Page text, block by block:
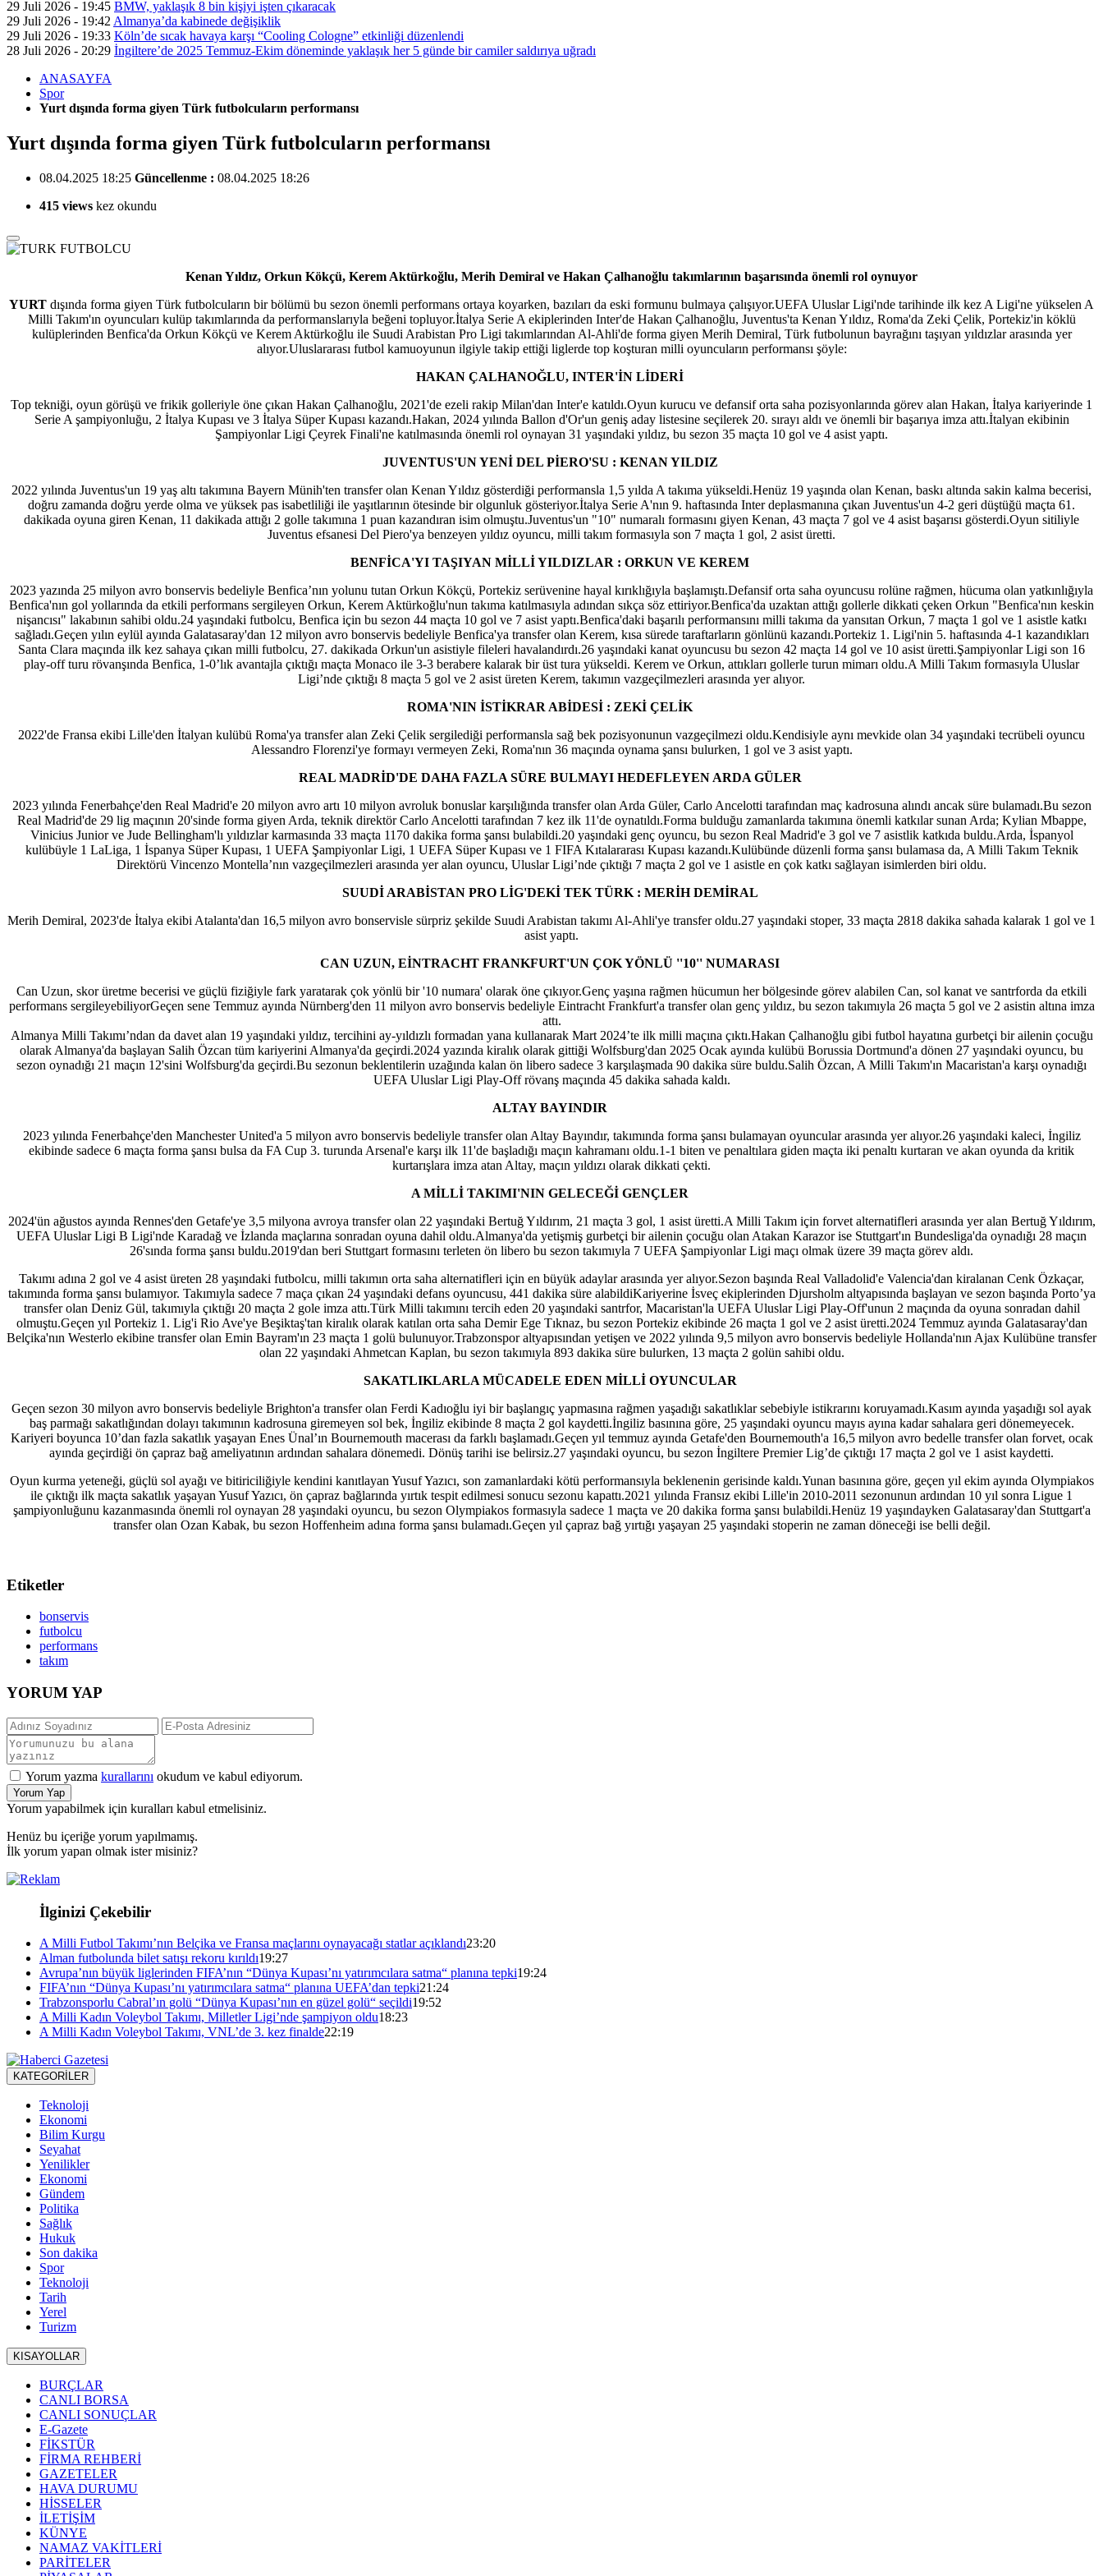
29 Juli 2026 - 19:45 BMW, yaklaşık 8 bin kişiyi işten çıkaracak
29 Juli 2026 - 19:42 Almanya’da kabinede değişiklik
29 Juli 2026 - 19:33 Köln’de sıcak havaya karşı “Cooling Cologne” etkinliği düzenlendi
28 Juli 2026 - 20:29 İngiltere’de 2025 Temmuz-Ekim döneminde yaklaşık her 5 günde bir camiler saldırıya uğradı
ANASAYFA
Spor
Yurt dışında forma giyen Türk futbolcuların performansı
Yurt dışında forma giyen Türk futbolcuların performansı
08.04.2025 18:25 Güncellenme : 08.04.2025 18:26
415 views kez okundu
Kenan Yıldız, Orkun Kökçü, Kerem Aktürkoğlu, Merih Demiral ve Hakan Çalhanoğlu takımlarının başarısında önemli rol oynuyor
YURT dışında forma giyen Türk futbolcuların bir bölümü bu sezon önemli performans ortaya koyarken, bazıları da eski formunu bulmaya çalışıyor.UEFA Uluslar Ligi'nde tarihinde ilk kez A Ligi'ne yükselen A
Milli Takım'ın oyuncuları kulüp takımlarında da performanslarıyla beğeni topluyor.İtalya Serie A ekiplerinden Inter'de Hakan Çalhanoğlu, Juventus'ta Kenan Yıldız, Roma'da Zeki Çelik, Portekiz'in köklü
kulüplerinden Benfica'da Orkun Kökçü ve Kerem Aktürkoğlu ile Suudi Arabistan Pro Ligi takımlarından Al-Ahli'de forma giyen Merih Demiral, Türk futbolunun bayrağını taşıyan yıldızlar arasında yer
alıyor.Uluslararası futbol kamuoyunun ilgiyle takip ettiği liglerde top koşturan milli oyuncuların performansı şöyle:
HAKAN ÇALHANOĞLU, INTER'İN LİDERİ
Top tekniği, oyun görüşü ve frikik golleriyle öne çıkan Hakan Çalhanoğlu, 2021'de ezeli rakip Milan'dan Inter'e katıldı.Oyun kurucu ve defansif orta saha pozisyonlarında görev alan Hakan, İtalya kariyerinde 1
Serie A şampiyonluğu, 2 İtalya Kupası ve 3 İtalya Süper Kupası kazandı.Hakan, 2024 yılında Ballon d'Or'un geniş aday listesine seçilerek 20. sırayı aldı ve önemli bir başarıya imza attı.İtalyan ekibinin
Şampiyonlar Ligi Çeyrek Finali'ne katılmasında önemli rol oynayan 31 yaşındaki yıldız, bu sezon 35 maçta 10 gol ve 4 asist yaptı.
JUVENTUS'UN YENİ DEL PİERO'SU : KENAN YILDIZ
2022 yılında Juventus'un 19 yaş altı takımına Bayern Münih'ten transfer olan Kenan Yıldız gösterdiği performansla 1,5 yılda A takıma yükseldi.Henüz 19 yaşında olan Kenan, baskı altında sakin kalma becerisi,
doğru zamanda doğru yerde olma ve yüksek pas isabetliliği ile yaşıtlarının ötesinde bir olgunluk gösteriyor.İtalya Serie A'nın 9. haftasında Inter deplasmanına çıkan Juventus'un 4-2 geri düştüğü maçta 61.
dakikada oyuna giren Kenan, 11 dakikada attığı 2 golle takımına 1 puan kazandıran isim olmuştu.Juventus'un "10" numaralı formasını giyen Kenan, 43 maçta 7 gol ve 4 asist başarısı gösterdi.Oyun sitiliyle
Juventus efsanesi Del Piero'ya benzeyen yıldız oyuncu, milli takım formasıyla son 7 maçta 1 gol, 2 asist üretti.
BENFİCA'YI TAŞIYAN MİLLİ YILDIZLAR : ORKUN VE KEREM
2023 yazında 25 milyon avro bonservis bedeliyle Benfica’nın yolunu tutan Orkun Kökçü, Portekiz serüvenine hayal kırıklığıyla başlamıştı.Defansif orta saha oyuncusu rolüne rağmen, hücuma olan yatkınlığıyla
Benfica'nın gol yollarında da etkili performans sergileyen Orkun, Kerem Aktürkoğlu'nun takıma katılmasıyla adından sıkça söz ettiriyor.Benfica'da uzaktan attığı gollerle dikkati çeken Orkun "Benfica'nın keskin
nişancısı" lakabının sahibi oldu.24 yaşındaki futbolcu, Benfica için bu sezon 44 maçta 10 gol ve 7 asist yaptı.Benfica'daki başarılı performansını milli takıma da yansıtan Orkun, 7 maçta 1 gol ve 1 asistle katkı
sağladı.Geçen yılın eylül ayında Galatasaray'dan 12 milyon avro bonservis bedeliyle Benfica'ya transfer olan Kerem, kısa sürede taraftarların gönlünü kazandı.Portekiz 1. Ligi'nin 5. haftasında 4-1 kazandıkları
Santa Clara maçında ilk kez sahaya çıkan milli futbolcu, 27. dakikada Orkun'un asistiyle fileleri havalandırdı.26 yaşındaki kanat oyuncusu bu sezon 42 maçta 14 gol ve 10 asist üretti.Şampiyonlar Ligi son 16
play-off turu rövanşında Benfica, 1-0’lık avantajla çıktığı maçta Monaco ile 3-3 berabere kalarak bir üst tura yükseldi. Kerem ve Orkun, attıkları gollerle turun mimarı oldu.A Milli Takım formasıyla Uluslar
Ligi’nde çıktığı 8 maçta 5 gol ve 2 asist üreten Kerem, takımın vazgeçilmezleri arasında yer alıyor.
ROMA'NIN İSTİKRAR ABİDESİ : ZEKİ ÇELİK
2022'de Fransa ekibi Lille'den İtalyan kulübü Roma'ya transfer alan Zeki Çelik sergilediği performansla sağ bek pozisyonunun vazgeçilmezi oldu.Kendisiyle aynı mevkide olan 34 yaşındaki tecrübeli oyuncu
Alessandro Florenzi'ye formayı vermeyen Zeki, Roma'nın 36 maçında oynama şansı bulurken, 1 gol ve 3 asist yaptı.
REAL MADRİD'DE DAHA FAZLA SÜRE BULMAYI HEDEFLEYEN ARDA GÜLER
2023 yılında Fenerbahçe'den Real Madrid'e 20 milyon avro artı 10 milyon avroluk bonuslar karşılığında transfer olan Arda Güler, Carlo Ancelotti tarafından maç kadrosuna alındı ancak süre bulamadı.Bu sezon
Real Madrid'de 29 lig maçının 20'sinde forma giyen Arda, teknik direktör Carlo Ancelotti tarafından 7 kez ilk 11'de oynatıldı.Forma bulduğu zamanlarda takımına önemli katkılar sunan Arda; Kylian Mbappe,
Vinicius Junior ve Jude Bellingham'lı yıldızlar karmasında 33 maçta 1170 dakika forma şansı bulabildi.20 yaşındaki genç oyuncu, bu sezon Real Madrid'e 3 gol ve 7 asistlik katkıda buldu.Arda, İspanyol
kulübüyle 1 LaLiga, 1 İspanya Süper Kupası, 1 UEFA Şampiyonlar Ligi, 1 UEFA Süper Kupası ve 1 FIFA Kıtalararası Kupası kazandı.Kulübünde düzenli forma şansı bulamasa da, A Milli Takım Teknik
Direktörü Vincenzo Montella’nın vazgeçilmezleri arasında yer alan oyuncu, Uluslar Ligi’nde çıktığı 7 maçta 2 gol ve 1 asistle en çok katkı sağlayan isimlerden biri oldu.
SUUDİ ARABİSTAN PRO LİG'DEKİ TEK TÜRK : MERİH DEMİRAL
Merih Demiral, 2023'de İtalya ekibi Atalanta'dan 16,5 milyon avro bonservisle sürpriz şekilde Suudi Arabistan takımı Al-Ahli'ye transfer oldu.27 yaşındaki stoper, 33 maçta 2818 dakika sahada kalarak 1 gol ve 1
asist yaptı.
CAN UZUN, EİNTRACHT FRANKFURT'UN ÇOK YÖNLÜ ''10'' NUMARASI
Can Uzun, skor üretme becerisi ve güçlü fiziğiyle fark yaratarak çok yönlü bir '10 numara' olarak öne çıkıyor.Genç yaşına rağmen hücumun her bölgesinde görev alabilen Can, sol kanat ve santrforda da etkili
performans sergileyebiliyorGeçen sene Temmuz ayında Nürnberg'den 11 milyon avro bonservis bedeliyle Eintracht Frankfurt'a transfer olan genç yıldız, bu sezon takımıyla 26 maçta 5 gol ve 2 asistin altına imza
attı.
Almanya Milli Takımı’ndan da davet alan 19 yaşındaki yıldız, tercihini ay-yıldızlı formadan yana kullanarak Mart 2024’te ilk milli maçına çıktı.Hakan Çalhanoğlu gibi futbol hayatına gurbetçi bir ailenin çocuğu
olarak Almanya'da başlayan Salih Özcan tüm kariyerini Almanya'da geçirdi.2024 yazında kiralık olarak gittiği Wolfsburg'dan 2025 Ocak ayında kulübü Borussia Dortmund'a dönen 27 yaşındaki oyuncu, bu
sezon oynadığı 21 maçın 12'sini Wolfsburg'da geçirdi.Bu sezonun beklentilerin uzağında kalan ön libero sadece 3 karşılaşmada 90 dakika süre buldu.Salih Özcan, A Milli Takım'ın Macaristan'a karşı oynadığı
UEFA Uluslar Ligi Play-Off rövanş maçında 45 dakika sahada kaldı.
ALTAY BAYINDIR
2023 yılında Fenerbahçe'den Manchester United'a 5 milyon avro bonservis bedeliyle transfer olan Altay Bayındır, takımında forma şansı bulamayan oyuncular arasında yer alıyor.26 yaşındaki kaleci, İngiliz
ekibinde sadece 6 maçta forma şansı bulsa da FA Cup 3. turunda Arsenal'e karşı ilk 11'de başladığı maçın kahramanı oldu.1-1 biten ve penaltılara giden maçta iki penaltı kurtaran ve akan oyunda da kritik
kurtarışlara imza atan Altay, maçın yıldızı olarak dikkati çekti.
A MİLLİ TAKIMI'NIN GELECEĞİ GENÇLER
2024'ün ağustos ayında Rennes'den Getafe'ye 3,5 milyona avroya transfer olan 22 yaşındaki Bertuğ Yıldırım, 21 maçta 3 gol, 1 asist üretti.A Milli Takım için forvet alternatifleri arasında yer alan Bertuğ Yıldırım,
UEFA Uluslar Ligi B Ligi'nde Karadağ ve İzlanda maçlarına sonradan oyuna dahil oldu.Almanya'da yetişmiş gurbetçi bir ailenin çocuğu olan Atakan Karazor ise Stuttgart'ın Bundesliga'da oynadığı 28 maçın
26'sında forma şansı buldu.2019'dan beri Stuttgart formasını terleten ön libero bu sezon takımıyla 7 UEFA Şampiyonlar Ligi maçı olmak üzere 39 maçta görev aldı.
Takımı adına 2 gol ve 4 asist üreten 28 yaşındaki futbolcu, milli takımın orta saha alternatifleri için en büyük adaylar arasında yer alıyor.Sezon başında Real Valladolid'e Valencia'dan kiralanan Cenk Özkaçar,
takımında forma şansı bulamıyor. Takımıyla sadece 7 maça çıkan 24 yaşındaki defans oyuncusu, 441 dakika süre alabildiKariyerine İsveç ekiplerinden Djursholm altyapısında başlayan ve sezon başında Porto’ya
transfer olan Deniz Gül, takımıyla çıktığı 20 maçta 2 gole imza attı.Türk Milli takımını tercih eden 20 yaşındaki santrfor, Macaristan'la UEFA Uluslar Ligi Play-Off'unun 2 maçında da oyuna sonradan dahil
olmuştu.Geçen yıl Portekiz 1. Lig'i Rio Ave'ye Beşiktaş'tan kiralık olarak katılan orta saha Demir Ege Tıknaz, bu sezon Portekiz ekibinde 26 maçta 1 gol ve 2 asist üretti.2024 Temmuz ayında Galatasaray'dan
Belçika'nın Westerlo ekibine transfer olan Emin Bayram'ın 23 maçta 1 golü bulunuyor.Trabzonspor altyapısından yetişen ve 2022 yılında 9,5 milyon avro bonservis bedeliyle Hollanda'nın Ajax Kulübüne transfer
olan 22 yaşındaki Ahmetcan Kaplan, bu sezon takımıyla 893 dakika süre bulurken, 13 maçta 2 golün sahibi oldu.
SAKATLIKLARLA MÜCADELE EDEN MİLLİ OYUNCULAR
Geçen sezon 30 milyon avro bonservis bedeliyle Brighton'a transfer olan Ferdi Kadıoğlu iyi bir başlangıç yapmasına rağmen yaşadığı sakatlıklar sebebiyle istikrarını koruyamadı.Kasım ayında yaşadığı sol ayak
baş parmağı sakatlığından dolayı takımının kadrosuna giremeyen sol bek, İngiliz ekibinde 8 maçta 2 gol kaydetti.İngiliz basınına göre, 25 yaşındaki oyuncu mayıs ayına kadar sahalara geri dönemeyecek.
Kariyeri boyunca 10’dan fazla sakatlık yaşayan Enes Ünal’ın Bournemouth macerası da farklı başlamadı.Geçen yıl temmuz ayında Getafe'den Bournemouth'a 16,5 milyon avro bedelle transfer olan forvet, ocak
ayında geçirdiği ön çapraz bağ ameliyatının ardından sahalara dönemedi. Dönüş tarihi ise belirsiz.27 yaşındaki oyuncu, bu sezon İngiltere Premier Lig’de çıktığı 17 maçta 2 gol ve 1 asist kaydetti.
Oyun kurma yeteneği, güçlü sol ayağı ve bitiriciliğiyle kendini kanıtlayan Yusuf Yazıcı, son zamanlardaki kötü performansıyla beklenenin gerisinde kaldı.Yunan basınına göre, geçen yıl ekim ayında Olympiakos
ile çıktığı ilk maçta sakatlık yaşayan Yusuf Yazıcı, ön çapraz bağlarında yırtık tespit edilmesi sonucu sezonu kapattı.2021 yılında Fransız ekibi Lille'in 2010-2011 sezonunun ardından 10 yıl sonra Ligue 1
şampiyonluğunu kazanmasında önemli rol oynayan 28 yaşındaki oyuncu, bu sezon Olympiakos formasıyla sadece 1 maçta ve 20 dakika forma şansı bulabildi.Henüz 19 yaşındayken Galatasaray'dan Stuttgart'a
transfer olan Ozan Kabak, bu sezon Hoffenheim adına forma şansı bulamadı.Geçen yıl çapraz bağ yırtığı yaşayan 25 yaşındaki stoperin ne zaman döneceği ise belli değil.
Etiketler
bonservis
futbolcu
performans
takım
YORUM YAP
Yorum yazma kurallarını okudum ve kabul ediyorum.
Yorum Yap
Yorum yapabilmek için kuralları kabul etmelisiniz.
Henüz bu içeriğe yorum yapılmamış.
İlk yorum yapan olmak ister misiniz?
İlginizi Çekebilir
A Milli Futbol Takımı’nın Belçika ve Fransa maçlarını oynayacağı statlar açıklandı23:20
Alman futbolunda bilet satışı rekoru kırıldı19:27
Avrupa’nın büyük liglerinden FIFA’nın “Dünya Kupası’nı yatırımcılara satma“ planına tepki19:24
FIFA’nın “Dünya Kupası’nı yatırımcılara satma“ planına UEFA’dan tepki21:24
Trabzonsporlu Cabral’ın golü “Dünya Kupası’nın en güzel golü“ seçildi19:52
A Milli Kadın Voleybol Takımı, Milletler Ligi’nde şampiyon oldu18:23
A Milli Kadın Voleybol Takımı, VNL’de 3. kez finalde22:19
KATEGORİLER
Teknoloji
Ekonomi
Bilim Kurgu
Seyahat
Yenilikler
Ekonomi
Gündem
Politika
Sağlık
Hukuk
Son dakika
Spor
Teknoloji
Tarih
Yerel
Turizm
KISAYOLLAR
BURÇLAR
CANLI BORSA
CANLI SONUÇLAR
E-Gazete
FİKSTÜR
FİRMA REHBERİ
GAZETELER
HAVA DURUMU
HİSSELER
İLETİŞİM
KÜNYE
NAMAZ VAKİTLERİ
PARİTELER